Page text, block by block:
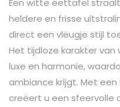
heldere en frisse
direct een vleugje stijl
Het tijdloze karakter
luxe en harmonie,
ambiance krijgt. Met
creëert u een sfeervolle